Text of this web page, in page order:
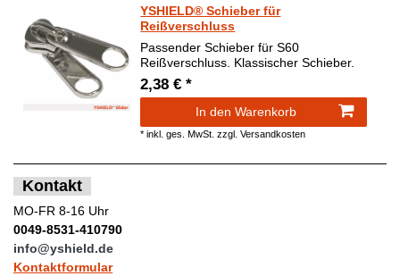
YSHIELD® Schieber für
Reißverschluss
Passender Schieber für S60
Reißverschluss. Klassischer Schieber.
2,38 € *
In den Warenkorb
*inkl. ges. MwSt. zzgl.Versandkosten
Kontakt
MO-FR 8-16 Uhr
0049-8531-410790
info@yshield.de
Kontaktformular